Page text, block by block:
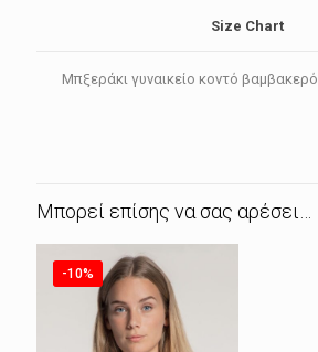
Size Chart
Μπξεράκι γυναικείο κοντό βαμβακερό
Μπορεί επίσης να σας αρέσει…
-10%